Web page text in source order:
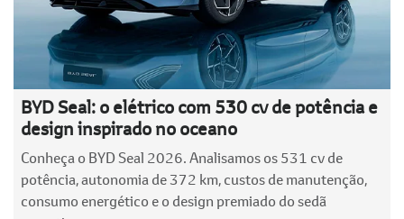
BYD Seal: o elétrico com 530 cv de potência e
design inspirado no oceano
Conheça o BYD Seal 2026. Analisamos os 531 cv de
potência, autonomia de 372 km, custos de manutenção,
consumo energético e o design premiado do sedã